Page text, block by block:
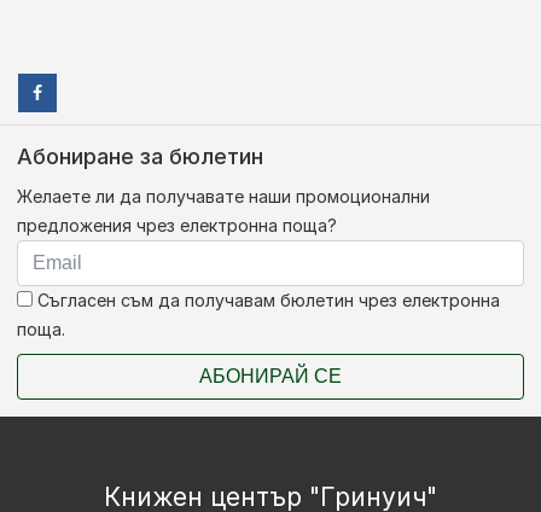
Абониране за бюлетин
Желаете ли да получавате наши промоционални
предложения чрез електронна поща?
Съгласен съм да получавам бюлетин чрез електронна
поща.
АБОНИРАЙ СЕ
Книжен център "Гринуич"